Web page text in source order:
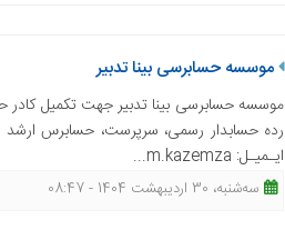
موسسه حسابرسی بینا تدبیر
موسسه حسابرسی بینا تدبیر جهت تکمیل کادر
رده حسابدار رسمی، سرپرست، حسابرس ارشد
ایـمیـل: m.kazemza...
ﺳﻪشنبه، 30 اردیبهشت 1404 - 08:47